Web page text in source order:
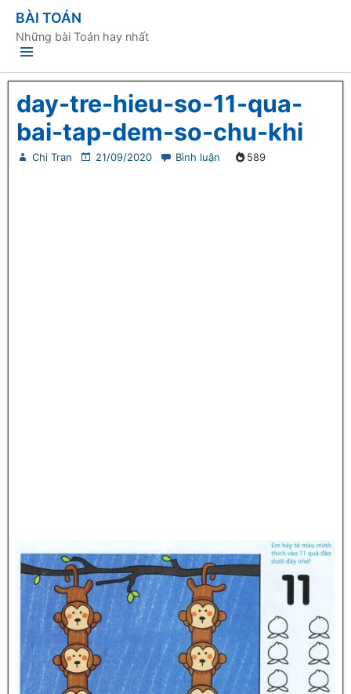
BÀI TOÁN
Những bài Toán hay nhất
day-tre-hieu-so-11-qua-
bai-tap-dem-so-chu-khi
Chi Tran 21/09/2020 Bình luận 589